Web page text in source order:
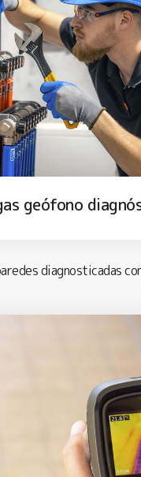
geófono
diagnosticadas